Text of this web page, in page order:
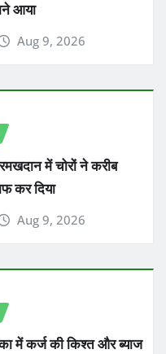
आया
Aug 9, 2026
में चोरों ने करीब
कर दिया
Aug 9, 2026
में कर्ज की किश्त और ब्याज